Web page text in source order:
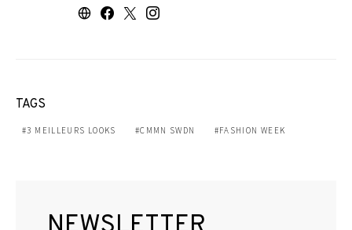
TAGS
3 MEILLEURS LOOKS CMMN SWDN FASHION WEEK